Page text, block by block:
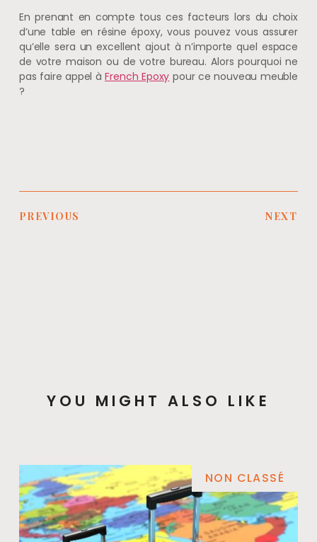
En prenant en compte tous ces facteurs lors du choix
d’une table en résine époxy, vous pouvez vous assurer
qu’elle sera un excellent ajout à n’importe quel espace
de votre maison ou de votre bureau. Alors pourquoi ne
pas faire appel àFrench Epoxy pour ce nouveau meuble
?
PREVIOUS NEXT
YOU MIGHT ALSO LIKE
NON CLASSÉ